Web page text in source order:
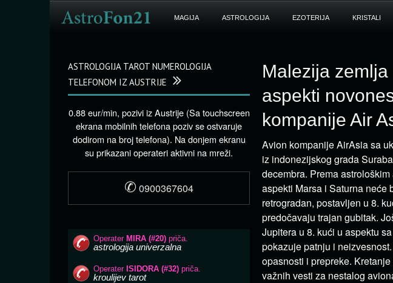
MAGIJA ASTROLOGIJA EZOTERIJA KRISTALI
Malezija
aspekti
kompanije Air
Avion kompanije AirAsia sa
iz indonezijskog grada
decembra. Prema
aspekti Marsa i Saturna neće
retrogradan, postavljen u 8.
predočavaju trajan gubitak.
Jupitera u 8. kući u aspektu
pokazuje patnju i
opasnosti i prepreke.
važnih vesti za nestalog
ASTROLOGIJA TAROT NUMEROLOGIJA
TELEFONOM IZ AUSTRIJE
0.88 eur/min, pozivi iz Austrije (Sa touchscreen
ekrana mobilnih telefona poziv se ostvaruje
dodirom na broj telefona). Na donjem ekranu
su prikazani operateri aktivni na mreži.
✆ 0900367604